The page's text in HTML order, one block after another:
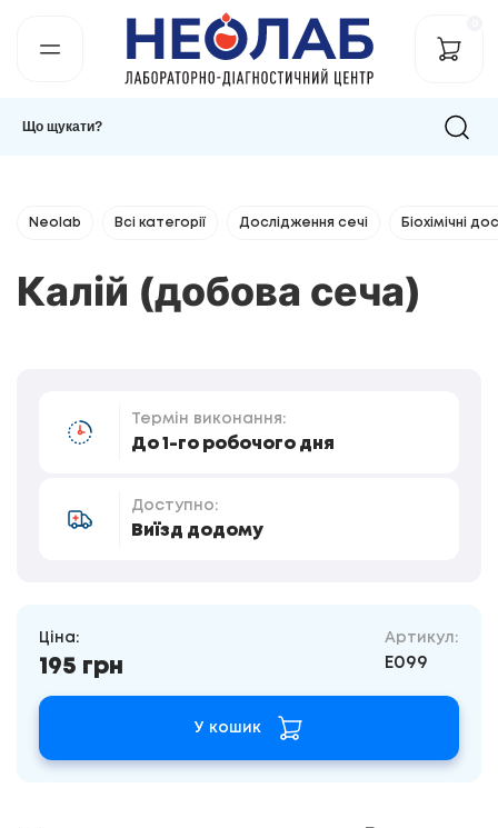
Neolab Всі категорії Дослідження сечі Біохімічні
Калій (добова сеча)
Термін виконання:
До 1-го робочого дня
Доступно:
Виїзд додому
Ціна:
195 грн
Артикул:
E099
У кошик